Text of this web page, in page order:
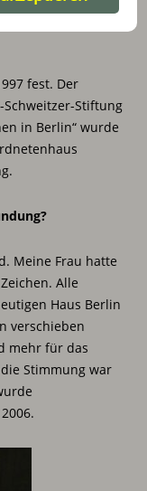
und stellten
fest. Der
Stiftung
in Berlin“ wurde
Meine Frau hatte
Alle
Haus Berlin
verschieben
mehr für das
Stimmung war